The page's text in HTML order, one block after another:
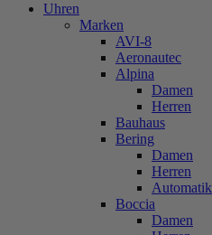
Uhren
Marken
AVI-8
Aeronautec
Alpina
Damen
Herren
Bauhaus
Bering
Damen
Herren
Automatik
Boccia
Damen